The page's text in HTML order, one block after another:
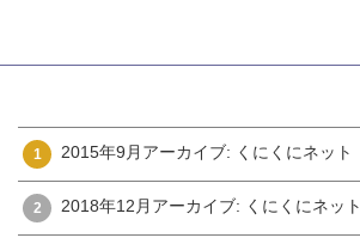
1 2015年9月アーカイブ: くにくにネット
2 2018年12月アーカイブ: くにくにネット